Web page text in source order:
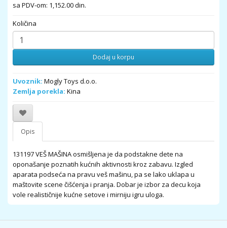
sa PDV-om: 1,152.00 din.
Količina
Dodaj u korpu
Uvoznik: Mogly Toys d.o.o.
Zemlja porekla: Kina
Opis
131197 VEŠ MAŠINA osmišljena je da podstakne dete na
oponašanje poznatih kućnih aktivnosti kroz zabavu. Izgled
aparata podseća na pravu veš mašinu, pa se lako uklapa u
maštovite scene čišćenja i pranja. Dobar je izbor za decu koja
vole realističnije kućne setove i mirniju igru uloga.